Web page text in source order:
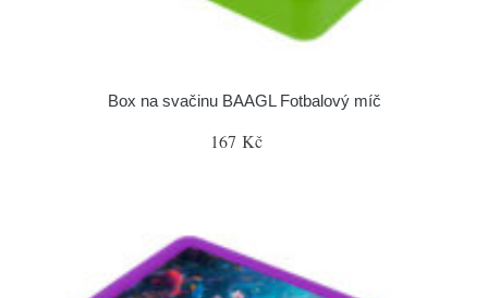
Box na svačinu BAAGL Fotbalový míč
167 Kč